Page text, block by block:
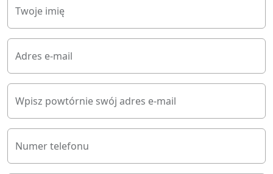
Twoje imię
Adres e-mail
Wpisz powtórnie swój adres e-mail
Numer telefonu